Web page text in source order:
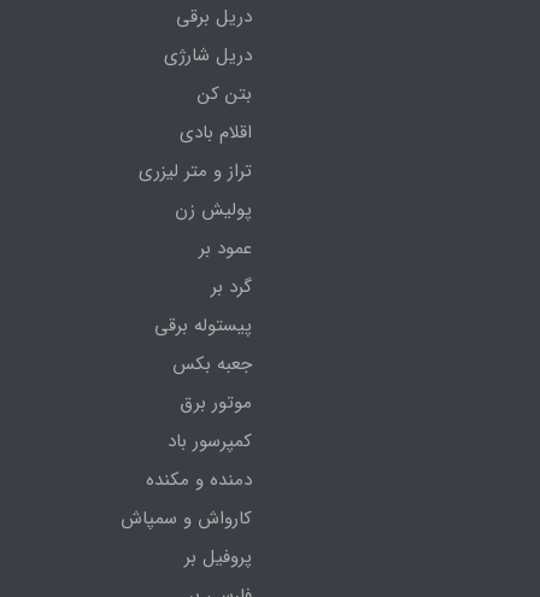
دریل برقی
دریل شارژی
بتن کن
اقلام بادی
تراز و متر لیزری
پولیش زن
عمود بر
گرد بر
پیستوله برقی
جعبه بکس
موتور برق
کمپرسور باد
دمنده و مکنده
کارواش و سمپاش
پروفیل بر